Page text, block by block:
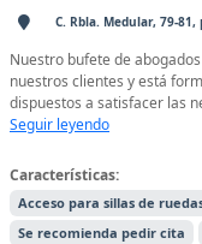
C. Rbla. Medular, 79-
Nuestro bufete de
nuestros clientes y está
dispuestos a satisfacer las
Seguir leyendo
Características:
Acceso para sillas de
Se recomienda pedir cita